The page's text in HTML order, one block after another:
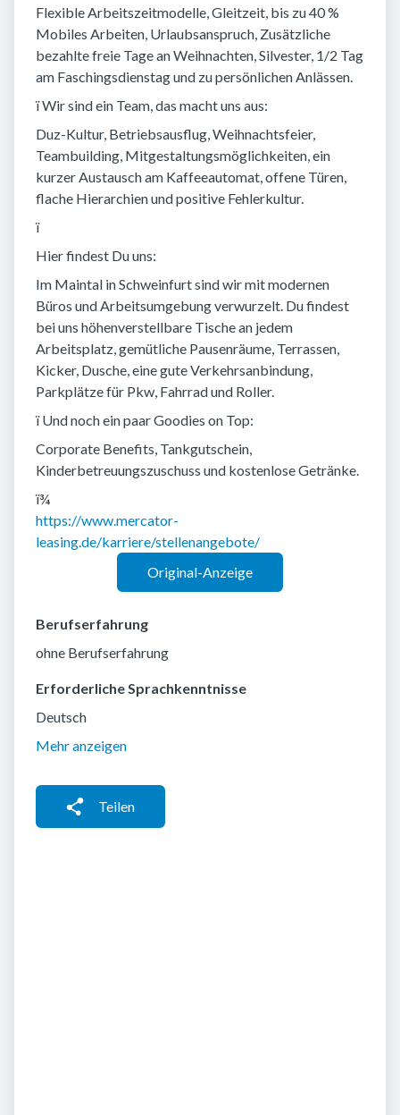
Flexible Arbeitszeitmodelle, Gleitzeit, bis zu 40 %
Mobiles Arbeiten, Urlaubsanspruch, Zusätzliche
bezahlte freie Tage an Weihnachten, Silvester, 1/2 Tag
am Faschingsdienstag und zu persönlichen Anlässen.
ï Wir sind ein Team, das macht uns aus:
Duz-Kultur, Betriebsausflug, Weihnachtsfeier,
Teambuilding, Mitgestaltungsmöglichkeiten, ein
kurzer Austausch am Kaffeeautomat, offene Türen,
flache Hierarchien und positive Fehlerkultur.
ï
Hier findest Du uns:
Im Maintal in Schweinfurt sind wir mit modernen
Büros und Arbeitsumgebung verwurzelt. Du findest
bei uns höhenverstellbare Tische an jedem
Arbeitsplatz, gemütliche Pausenräume, Terrassen,
Kicker, Dusche, eine gute Verkehrsanbindung,
Parkplätze für Pkw, Fahrrad und Roller.
ï Und noch ein paar Goodies on Top:
Corporate Benefits, Tankgutschein,
Kinderbetreuungszuschuss und kostenlose Getränke.
ï¾
https://www.mercator-
leasing.de/karriere/stellenangebote/
Original-Anzeige
Berufserfahrung
ohne Berufserfahrung
Erforderliche Sprachkenntnisse
Deutsch
Mehr anzeigen
Teilen